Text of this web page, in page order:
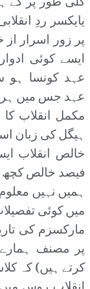
یایکسر ردِ
پر زور اسرار
ایسے کوئی
عہد کونسا ہو
عہد جس میں
مکمل انقلاب
ہیگل کی زبان
خالص انقلاب
فیصد خالص کچھ
ہمیں نہیں
میں کوئی
مارکسزم کی
پر مصنف
کرتے ہیں) کہ